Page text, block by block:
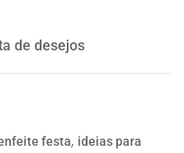
de desejos
festa, ideias para